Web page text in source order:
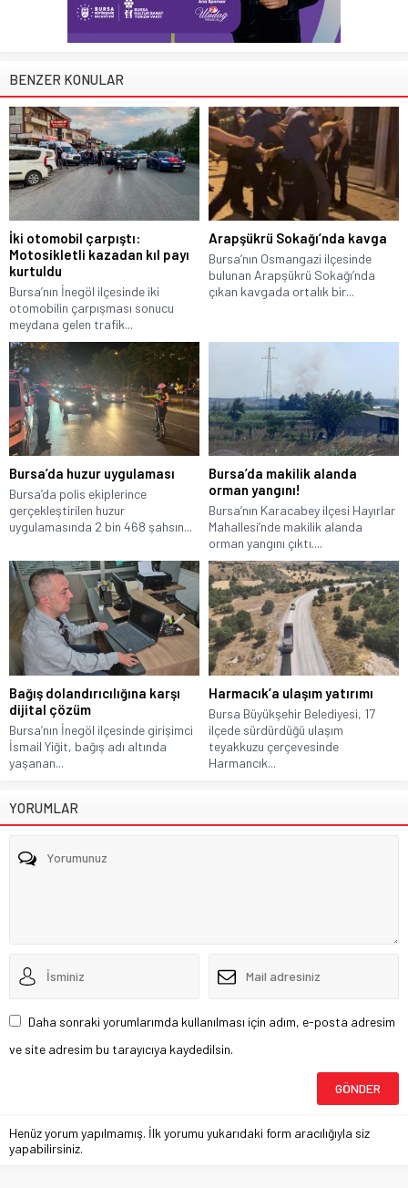
BENZER KONULAR
İki otomobil çarpıştı:
Motosikletli kazadan kıl payı
kurtuldu
Bursa’nın İnegöl ilçesinde iki
otomobilin çarpışması sonucu
meydana gelen trafik...
Arapşükrü Sokağı’nda kavga
Bursa’nın Osmangazi ilçesinde
bulunan Arapşükrü Sokağı’nda
çıkan kavgada ortalık bir...
Bursa’da huzur uygulaması
Bursa’da polis ekiplerince
gerçekleştirilen huzur
uygulamasında 2 bin 468 şahsın...
Bursa’da makilik alanda
orman yangını!
Bursa’nın Karacabey ilçesi Hayırlar
Mahallesi’nde makilik alanda
orman yangını çıktı....
Bağış dolandırıcılığına karşı
dijital çözüm
Bursa’nın İnegöl ilçesinde girişimci
İsmail Yiğit, bağış adı altında
yaşanan...
Harmacık’a ulaşım yatırımı
Bursa Büyükşehir Belediyesi, 17
ilçede sürdürdüğü ulaşım
teyakkuzu çerçevesinde
Harmancık...
YORUMLAR
Daha sonraki yorumlarımda kullanılması için adım, e-posta adresim
ve site adresim bu tarayıcıya kaydedilsin.
Henüz yorum yapılmamış. İlk yorumu yukarıdaki form aracılığıyla siz
yapabilirsiniz.